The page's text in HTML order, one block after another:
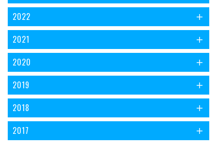
2022
2021
2020
2019
2018
2017